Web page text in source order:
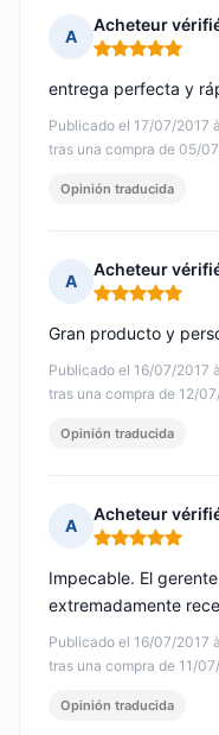
A
Acheteur
Nota: 5 de 5
Publicado el 17/07/2017
tras una compra de 05/
entrega perfecta y
Opinión traducida
A
Acheteur
Nota: 5 de 5
Publicado el 16/07/2017
tras una compra de 12/
Gran producto y
Opinión traducida
A
Acheteur
Nota: 5 de 5
Publicado el 16/07/2017
tras una compra de 11/
Impecable. El
extremadamente
Opinión traducida